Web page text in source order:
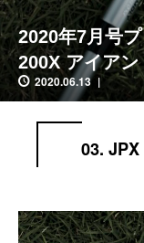
2020年7月号
200X アイア
2020.06.13
03. JPX